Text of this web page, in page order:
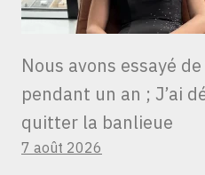
Nous avons essayé
pendant un an ; J’ai
quitter la banlieue
7 août 2026